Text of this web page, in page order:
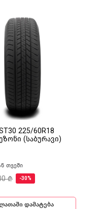
225/60R18
(საბურავი)
თვეში
₾ -30%
დამატება